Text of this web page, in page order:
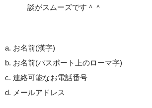
談がスムーズです＾＾
a. お名前(漢字)
b. お名前(パスポート上のローマ字)
c. 連絡可能なお電話番号
d. メールアドレス